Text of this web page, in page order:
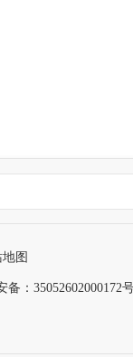
图
备：35052602000172